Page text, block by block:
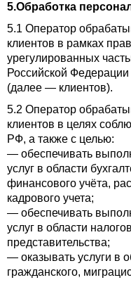
5.Обработка
5.1 Оператор
клиентов в рамках
урегулированных
Российской
(далее — клиентов).
5.2 Оператор
клиентов в целях
РФ, а также с целью:
— обеспечивать
услуг в области
финансового учёта,
кадрового учета;
— обеспечивать
услуг в области
представительства;
— оказывать услуги в
гражданского,